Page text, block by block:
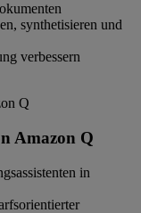
synthetisieren und
verbessern
Amazon Q
in